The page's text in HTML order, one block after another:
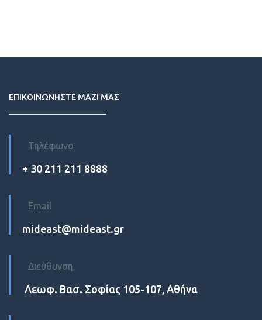
ΕΠΙΚΟΙΝΩΝΗΣΤΕ ΜΑΖΙ ΜΑΣ
Τηλέφωνο
+ 30 211 211 8888
Email
mideast@mideast.gr
Διεύθυνση
Λεωφ. Βασ. Σοφίας 105-107, Αθήνα